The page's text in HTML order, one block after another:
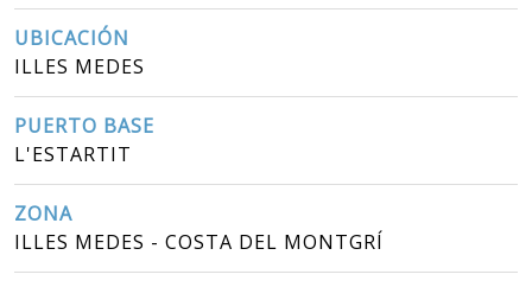
UBICACIÓN
ILLES MEDES
PUERTO BASE
L'ESTARTIT
ZONA
ILLES MEDES - COSTA DEL MONTGRÍ